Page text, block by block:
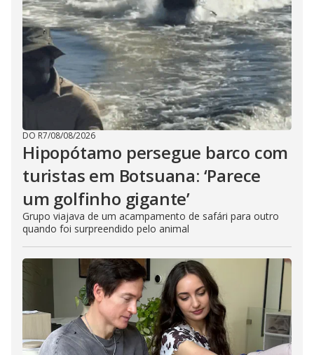
DO R7/08/08/2026
Hipopótamo persegue barco com
turistas em Botsuana: ‘Parece
um golfinho gigante’
Grupo viajava de um acampamento de safári para outro
quando foi surpreendido pelo animal